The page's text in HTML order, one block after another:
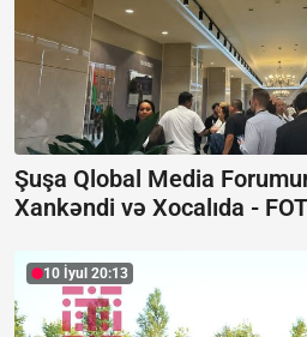
Şuşa Qlobal Media
Xankəndi və Xocalıda -
10 İyul 20:13